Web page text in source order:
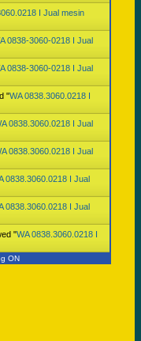
I Jual mesin
0838-3060-0218 I Jual
0838-3060-0218 I Jual
"WA 0838.3060.0218 I
0838.3060.0218 I Jual
0838.3060.0218 I Jual
0838.3060.0218 I Jual
0838.3060.0218 I Jual
"WA 0838.3060.0218 I
ON